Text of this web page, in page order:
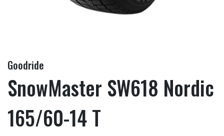
Goodride
SnowMaster SW618 Nordic
165/60-14 T